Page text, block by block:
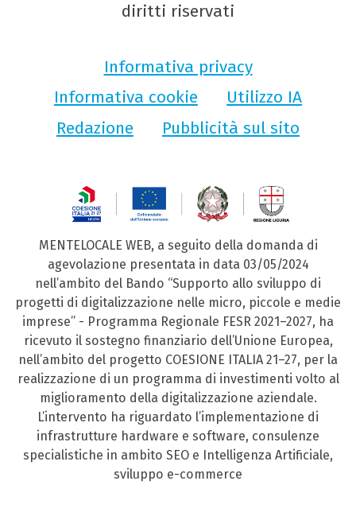
diritti riservati
Informativa privacy
Informativa cookie
Utilizzo IA
Redazione
Pubblicità sul sito
MENTELOCALE WEB, a seguito della domanda di
agevolazione presentata in data 03/05/2024
nell’ambito del Bando “Supporto allo sviluppo di
progetti di digitalizzazione nelle micro, piccole e medie
imprese” - Programma Regionale FESR 2021–2027, ha
ricevuto il sostegno finanziario dell’Unione Europea,
nell’ambito del progetto COESIONE ITALIA 21–27, per la
realizzazione di un programma di investimenti volto al
miglioramento della digitalizzazione aziendale.
L’intervento ha riguardato l’implementazione di
infrastrutture hardware e software, consulenze
specialistiche in ambito SEO e Intelligenza Artificiale,
sviluppo e-commerce